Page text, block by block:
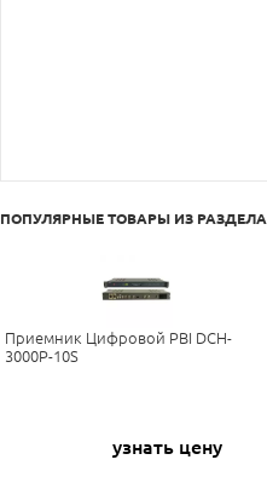
ПОПУЛЯРНЫЕ ТОВАРЫ ИЗ РАЗДЕЛА
Приемник Цифровой PBI DCH-
3000P-10S
узнать цену